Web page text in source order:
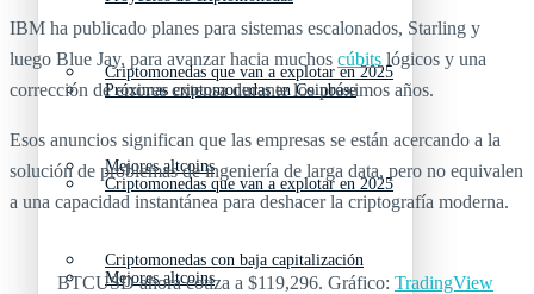
Criptomonedas que van a explotar en 2025
Mejores altcoins
Criptomonedas con baja capitalización
Próximas criptomonedas en Coinbase
Criptomonedas que van a explotar en 2025
Mejores altcoins
IBM ha publicado planes para sistemas escalonados, Starling y
luego Blue Jay, para avanzar hacia muchos cúbits lógicos y una
corrección de errores extensa durante los próximos años.
Esos anuncios significan que las empresas se están acercando a la
solución de problemas de ingeniería de larga data, pero no equivalen
a una capacidad instantánea para deshacer la criptografía moderna.
BTCUSD ahora cotiza a $119,296. Gráfico: TradingView